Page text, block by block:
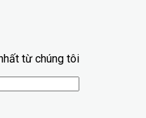
từ chúng tôi